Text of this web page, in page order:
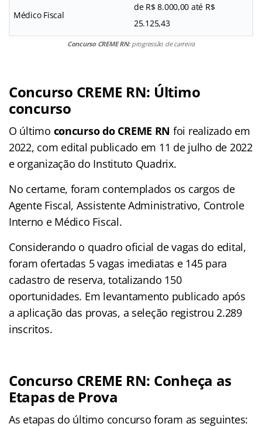
Médico Fiscal
de R$ 8.000,00 até R$
25.125,43
Concurso CREME RN:progressão de carreira
Concurso CREME RN: Último
concurso
O último concurso do CREME RN foi realizado em
2022, com edital publicado em 11 de julho de 2022
e organização do Instituto Quadrix.
No certame, foram contemplados os cargos de
Agente Fiscal, Assistente Administrativo, Controle
Interno e Médico Fiscal.
Considerando o quadro oficial de vagas do edital,
foram ofertadas 5 vagas imediatas e 145 para
cadastro de reserva, totalizando 150
oportunidades. Em levantamento publicado após
a aplicação das provas, a seleção registrou 2.289
inscritos.
Concurso CREME RN: Conheça as
Etapas de Prova
As etapas do último concurso foram as seguintes: